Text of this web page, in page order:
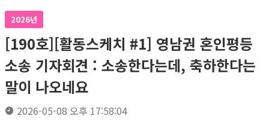
2026년
[190호][활동스케치 #1] 영남권 혼인평등
소송 기자회견​ : 소송한다는데, 축하한다는
말이 나오네요
2026-05-08 오후 17:58:04